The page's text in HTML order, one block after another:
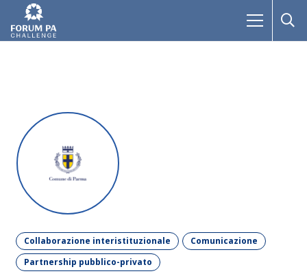
Collaborazione interistituzionale
Comunicazione
Partnership pubblico-privato